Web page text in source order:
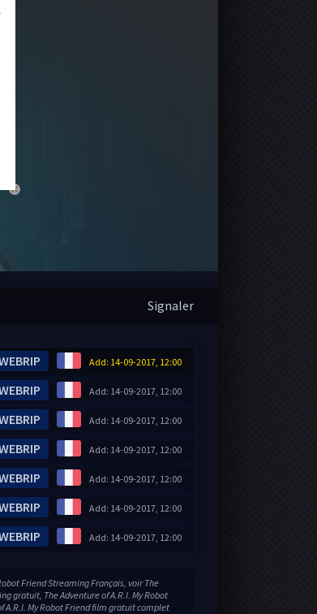
close
Signaler
Add: 14-09-2017, 12:00
Add: 14-09-2017, 12:00
Add: 14-09-2017, 12:00
Add: 14-09-2017, 12:00
Add: 14-09-2017, 12:00
Add: 14-09-2017, 12:00
Add: 14-09-2017, 12:00
Friend Streaming Français, voir The
gratuit, The Adventure of A.R.I. My Robot
A.R.I. My Robot Friend film gratuit complet